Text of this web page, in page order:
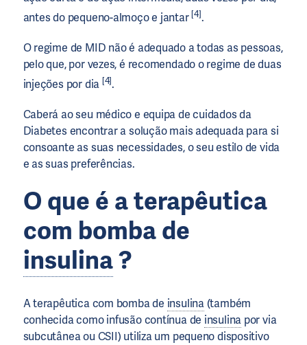
antes do pequeno-almoço e jantar[4].
O regime de MID não é adequado a todas as pessoas,
pelo que, por vezes, é recomendado o regime de duas
injeções por dia [4].
Caberá ao seu médico e equipa de cuidados da
Diabetes encontrar a solução mais adequada para si
consoante as suas necessidades, o seu estilo de vida
e as suas preferências.
O que é a terapêutica
com bomba de
insulina?
A terapêutica com bomba de insulina(também
conhecida como infusão contínua de insulina por via
subcutânea ou CSII) utiliza um pequeno dispositivo